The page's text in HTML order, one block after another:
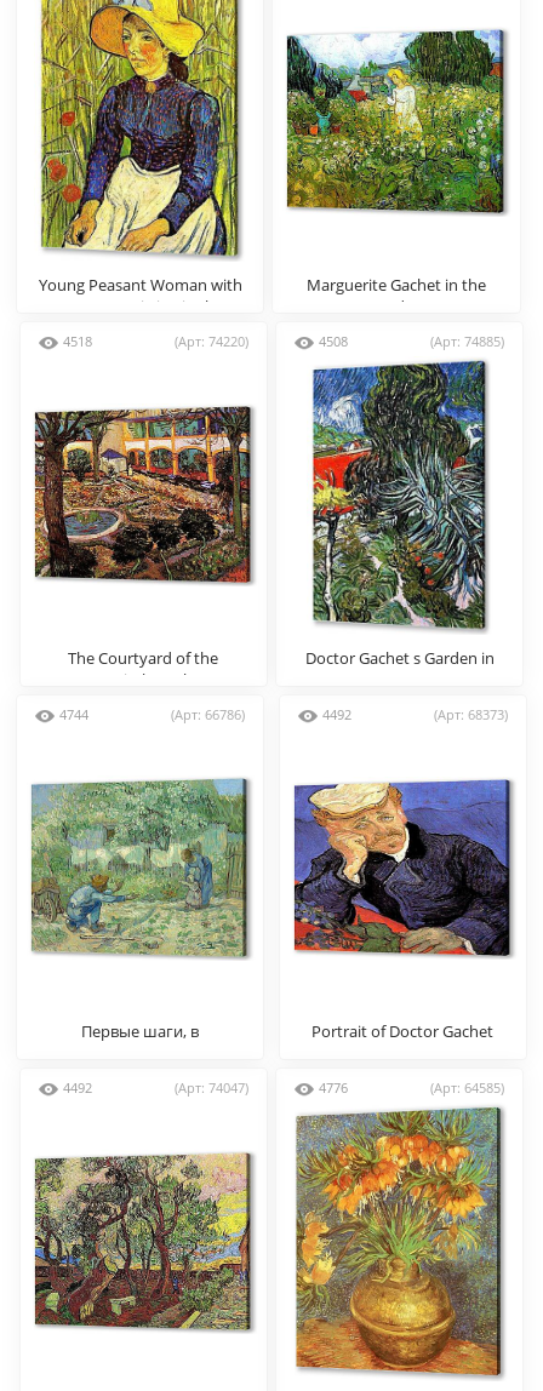
Young Peasant Woman with
Straw Hat Sitting in the
Marguerite Gachet in the
Garden
4518 (Арт: 74220)
The Courtyard of the
Hospital at Arles
4508 (Арт: 74885)
Doctor Gachet s Garden in
4744 (Арт: 66786)
Первые шаги, в
4492 (Арт: 68373)
Portrait of Doctor Gachet
4492 (Арт: 74047) 4776 (Арт: 64585)